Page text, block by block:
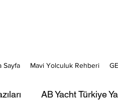
Sayfa Mavi Yolculuk Rehberi
AB Yacht Türkiye